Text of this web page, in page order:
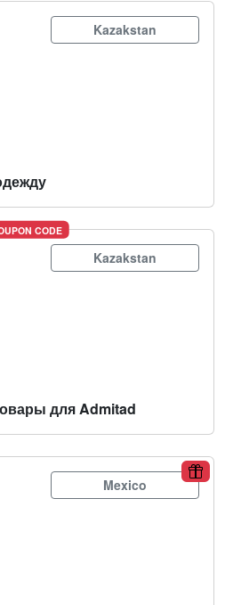
Kazakstan
CODE
Kazakstan
для Admitad
Mexico